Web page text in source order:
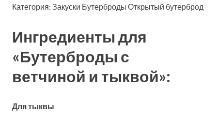
Категория: Закуски Бутерброды Открытый бутерброд
Ингредиенты для
«Бутерброды с
ветчиной и тыквой»:
Для тыквы